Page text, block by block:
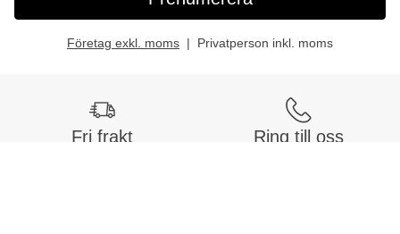
Företag exkl. moms Privatperson inkl. moms
Fri frakt Ring till oss